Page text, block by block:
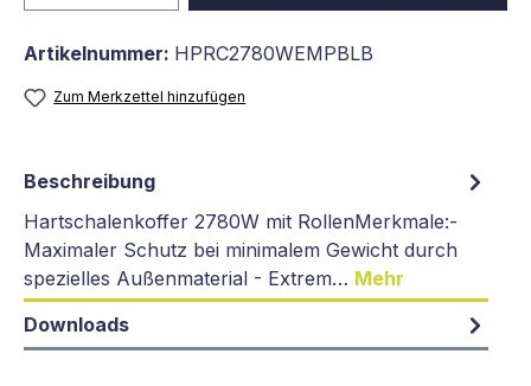
Artikelnummer: HPRC2780WEMPBLB
Zum Merkzettel hinzufügen
Beschreibung
Hartschalenkoffer 2780W mit RollenMerkmale:-
Maximaler Schutz bei minimalem Gewicht durch
spezielles Außenmaterial - Extrem… Mehr
Downloads